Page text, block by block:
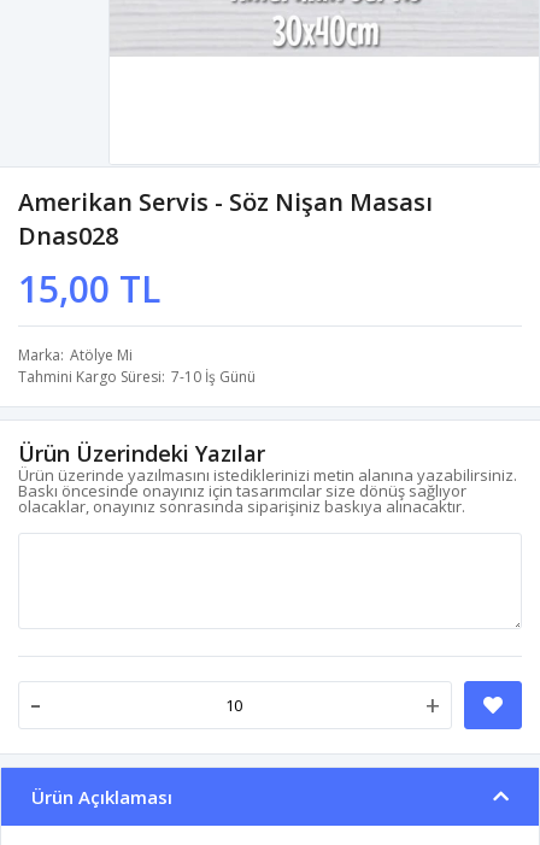
Amerikan Servis - Söz Nişan Masası
Dnas028
15,00 TL
Marka Atölye Mi
Tahmini Kargo Süresi 7-10 İş Günü
Ürün Üzerindeki Yazılar
Ürün üzerinde yazılmasını istediklerinizi metin alanına yazabilirsiniz.
Baskı öncesinde onayınız için tasarımcılar size dönüş sağlıyor
olacaklar, onayınız sonrasında siparişiniz baskıya alınacaktır.
- +
Ürün Açıklaması